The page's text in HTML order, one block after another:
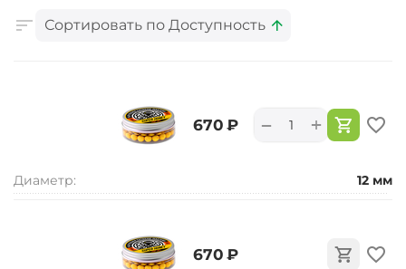
Сортировать по Доступность
‍670‍ ₽ +
−
Диаметр: 12 мм
‍670‍ ₽